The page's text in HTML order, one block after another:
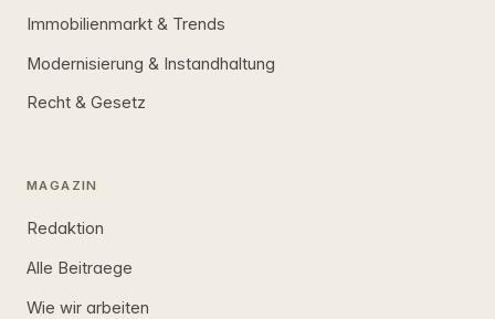
Immobilienmarkt & Trends
Modernisierung & Instandhaltung
Recht & Gesetz
MAGAZIN
Redaktion
Alle Beitraege
Wie wir arbeiten